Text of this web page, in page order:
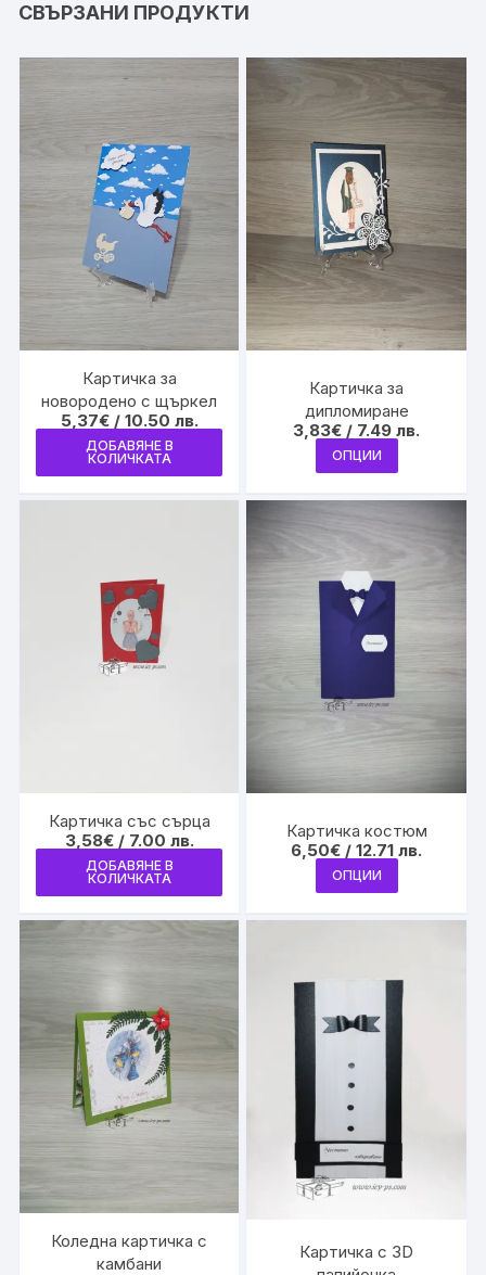
СВЪРЗАНИ ПРОДУКТИ
Картичка за
новородено с щъркел
5,37€ / 10.50 лв.
ДОБАВЯНЕ В
КОЛИЧКАТА
Картичка за
дипломиране
3,83€ / 7.49 лв.
ОПЦИИ
product
has
multiple
variants.
be
the
page
Картичка със сърца
3,58€ / 7.00 лв.
ДОБАВЯНЕ В
КОЛИЧКАТА
Картичка костюм
6,50€ / 12.71 лв.
ОПЦИИ
product
has
The
may
be
the
product
Коледна картичка с
камбани
Картичка с 3D